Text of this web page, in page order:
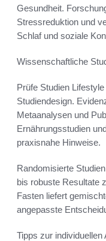
Gesundheit.
Stressreduktion und
Schlaf und soziale
Wissenschaftliche
Prüfe Studien
Studiendesign.
Metaanalysen und
Ernährungsstudien
praxisnahe Hinweise.
Randomisierte
bis robuste Resultate
Fasten liefert
angepasste
Tipps zur